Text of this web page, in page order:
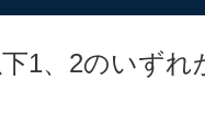
1、2のいず